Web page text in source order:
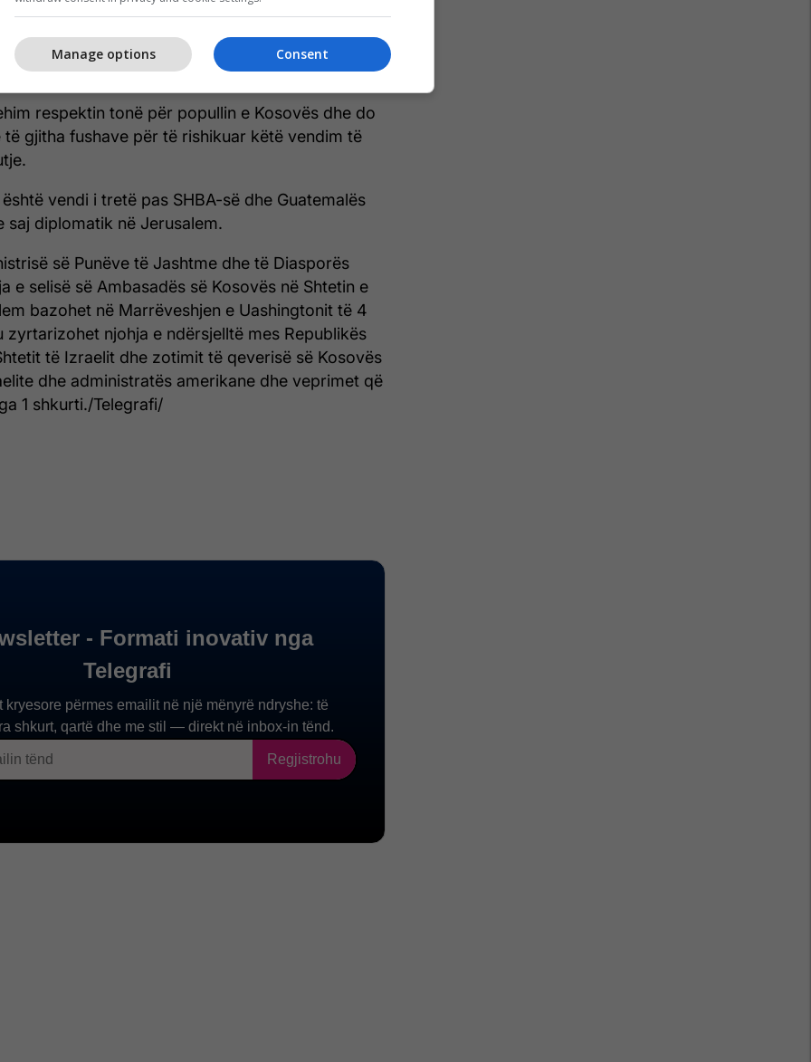
Ambasadës në Jerusalem, do të ketë efekte të
në proceset diplomatike mes Kosovës dhe
e shtet-ndërtimit.
respektin tonë për popullin e Kosovës dhe do
të gjitha fushave për të rishikuar këtë vendim të
vendi i tretë pas SHBA-së dhe Guatemalës
saj diplomatik në Jerusalem.
së Punëve të Jashtme dhe të Diasporës
e selisë së Ambasadës së Kosovës në Shtetin e
bazohet në Marrëveshjen e Uashingtonit të 4
njohja e ndërsjelltë mes Republikës
të Izraelit dhe zotimit të qeverisë së Kosovës
dhe administratës amerikane dhe veprimet që
1 shkurti./Telegrafi/
Consent
Manage options